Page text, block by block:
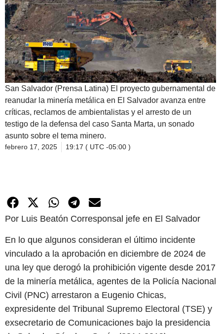
San Salvador (Prensa Latina) El proyecto gubernamental de
reanudar la minería metálica en El Salvador avanza entre
críticas, reclamos de ambientalistas y el arresto de un
testigo de la defensa del caso Santa Marta, un sonado
asunto sobre el tema minero.
febrero 17, 2025 19:17 ( UTC -05:00 )
Por Luis Beatón Corresponsal jefe en El Salvador
En lo que algunos consideran el último incidente
vinculado a la aprobación en diciembre de 2024 de
una ley que derogó la prohibición vigente desde 2017
de la minería metálica, agentes de la Policía Nacional
Civil (PNC) arrestaron a Eugenio Chicas,
expresidente del Tribunal Supremo Electoral (TSE) y
exsecretario de Comunicaciones bajo la presidencia